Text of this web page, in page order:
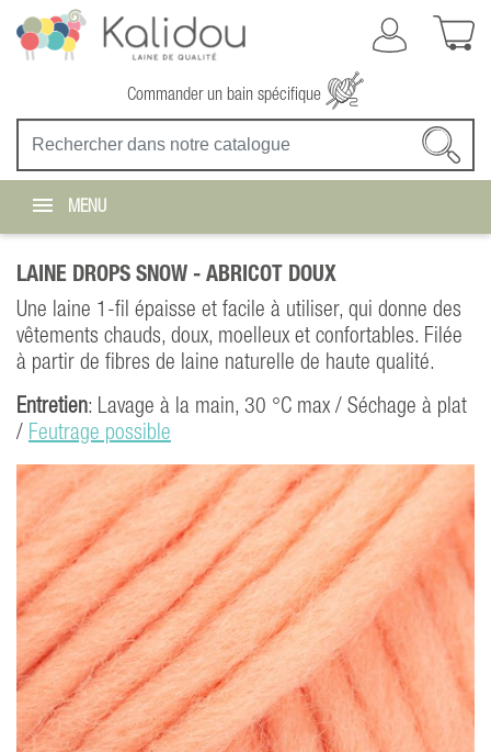
Commander un bain spécifique
MENU
LAINE DROPS SNOW - ABRICOT DOUX
Une laine 1-fil épaisse et facile à utiliser, qui donne des
vêtements chauds, doux, moelleux et confortables. Filée
à partir de fibres de laine naturelle de haute qualité.
Entretien: Lavage à la main, 30 °C max / Séchage à plat
/ Feutrage possible